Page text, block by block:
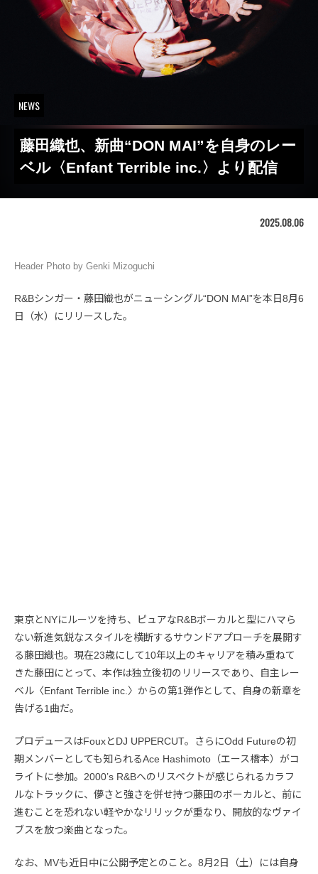
NEWS
藤田織也、新曲“DON MAI”を自身のレー
ベル〈Enfant Terrible inc.〉より配信
2025.08.06
Header Photo by Genki Mizoguchi
R&Bシンガー・藤田織也がニューシングル“DON MAI”を本日8月6
日（水）にリリースした。
東京とNYにルーツを持ち、ピュアなR&Bボーカルと型にハマら
ない新進気鋭なスタイルを横断するサウンドアプローチを展開す
る藤田織也。現在23歳にして10年以上のキャリアを積み重ねて
きた藤田にとって、本作は独立後初のリリースであり、自主レー
ベル〈Enfant Terrible inc.〉からの第1弾作として、自身の新章を
告げる1曲だ。
プロデュースはFouxとDJ UPPERCUT。さらにOdd Futureの初
期メンバーとしても知られるAce Hashimoto（エース橋本）がコ
ライトに参加。2000’s R&Bへのリスペクトが感じられるカラフ
ルなトラックに、儚さと強さを併せ持つ藤田のボーカルと、前に
進むことを恐れない軽やかなリリックが重なり、開放的なヴァイ
ブスを放つ楽曲となった。
なお、MVも近日中に公開予定とのこと。8月2日（土）には自身